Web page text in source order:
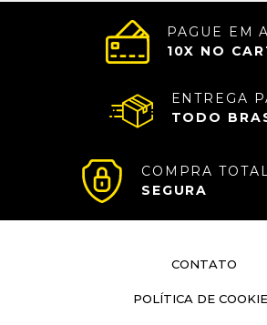
PAGUE EM
10X NO
ENTREGA
TODO
COMPRA
SEGURA
CONTATO
POLÍTICA DE